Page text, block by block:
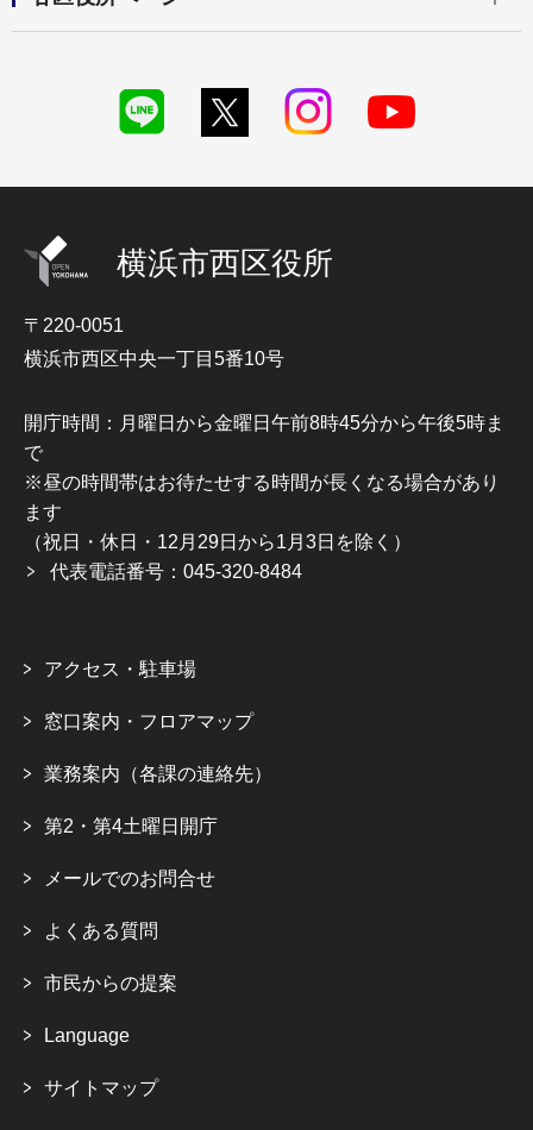
横浜市西区役所
〒220-0051
横浜市西区中央一丁目5番10号
開庁時間：月曜日から金曜日午前8時45分から午後5時ま
で
※昼の時間帯はお待たせする時間が長くなる場合があり
ます
（祝日・休日・12月29日から1月3日を除く）
代表電話番号：045-320-8484
アクセス・駐車場
窓口案内・フロアマップ
業務案内（各課の連絡先）
第2・第4土曜日開庁
メールでのお問合せ
よくある質問
市民からの提案
Language
サイトマップ